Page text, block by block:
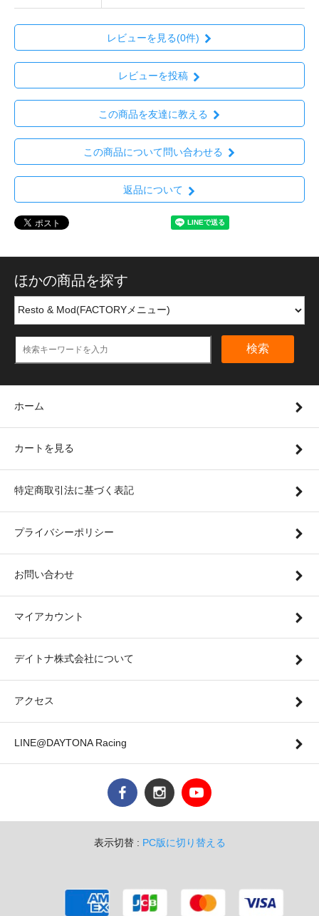
レビューを見る(0件)
レビューを投稿
この商品を友達に教える
この商品について問い合わせる
返品について
ほかの商品を探す
検索
ホーム
カートを見る
特定商取引法に基づく表記
プライバシーポリシー
お問い合わせ
マイアカウント
デイトナ株式会社について
アクセス
LINE@DAYTONA Racing
表示切替 : PC版に切り替える